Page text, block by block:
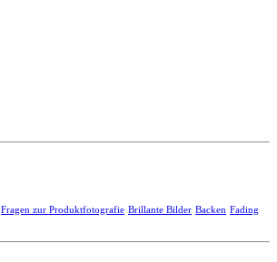
Fragen zur Produktfotografie Brillante Bilder Backen Fading